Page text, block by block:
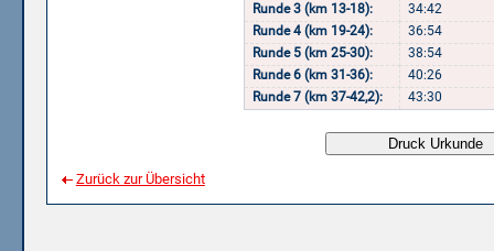
Runde 3 (km 13-18):
34:42
Runde 4 (km 19-24):
36:54
Runde 5 (km 25-30):
38:54
Runde 6 (km 31-36):
40:26
Runde 7 (km 37-42,2):
43:30
Zurück zur Übersicht